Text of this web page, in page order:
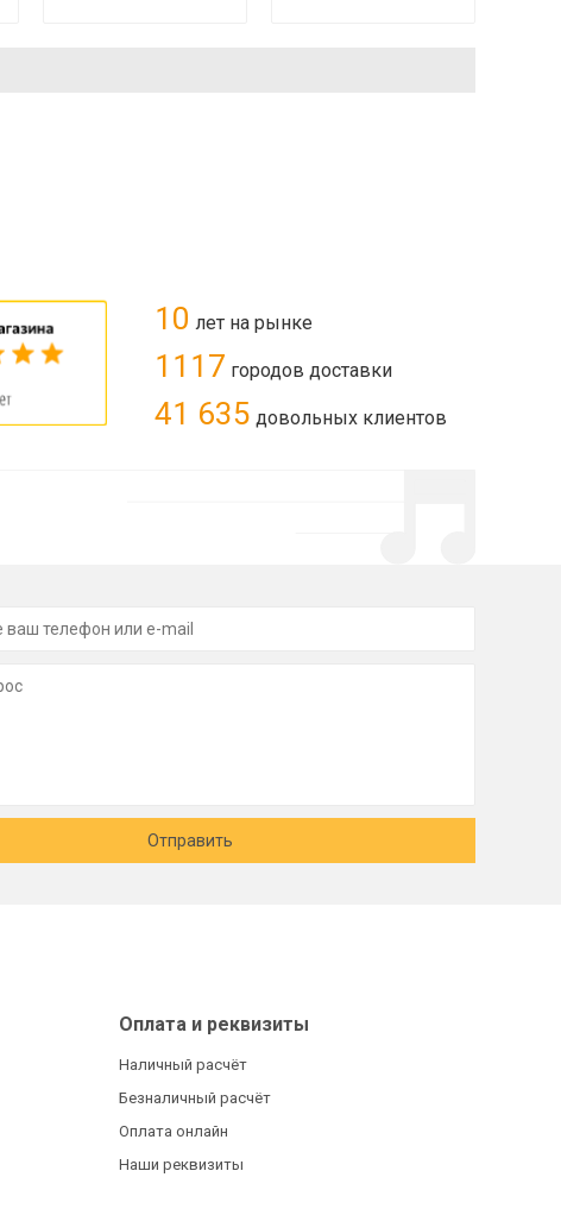
10 лет на рынке
1117 городов доставки
41 635 довольных клиентов
Отправить
Оплата и реквизиты
Наличный расчёт
Безналичный расчёт
Оплата онлайн
Наши реквизиты